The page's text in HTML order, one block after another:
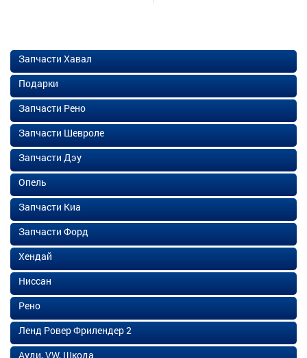
Запчасти Хавал
Подарки
Запчасти Рено
Запчасти Шевроле
Запчасти Дэу
Опель
Запчасти Киа
Запчасти Форд
Хендай
Ниссан
Рено
Ленд Ровер Фрилендер 2
Ауди, VW, Шкода